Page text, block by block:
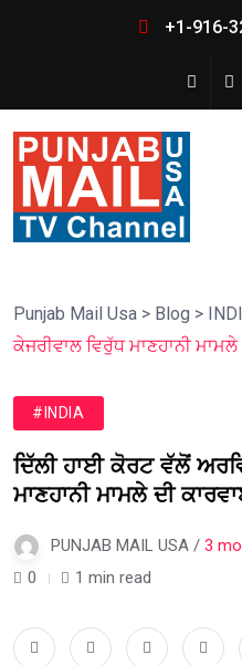
+1-916-
Punjab Mail Usa > Blog >
ਕੇਜਰੀਵਾਲ ਵਿਰੁੱਧ ਮਾਣਹਾਨੀ
#INDIA
ਦਿੱਲੀ ਹਾਈ ਕੋਰਟ ਵੱਲੋਂ
ਮਾਣਹਾਨੀ ਮਾਮਲੇ ਦੀ
PUNJAB MAIL USA / 3
0
1 min read